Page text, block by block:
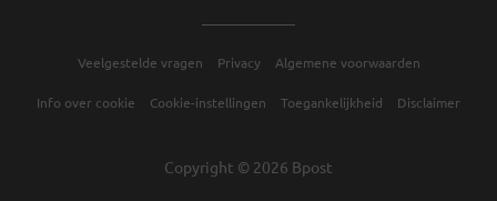
Veelgestelde vragen Privacy Algemene voorwaarden
Info over cookie Cookie-instellingen Toegankelijkheid Disclaimer
Copyright © 2026 Bpost